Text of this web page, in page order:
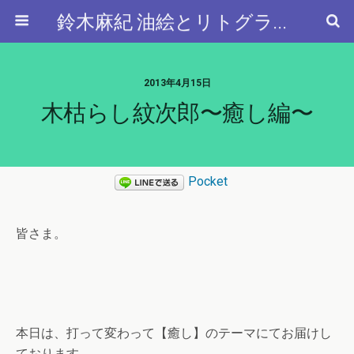
鈴木麻紀 油絵とリトグラフと…
2013年4月15日
木枯らし紋次郎〜癒し編〜
Pocket
皆さま。
本日は、打って変わって【癒し】のテーマにてお届けし